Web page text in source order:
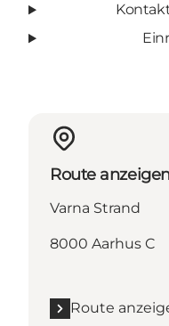
Route
Varna Strand
8000 Aarhus C
Route